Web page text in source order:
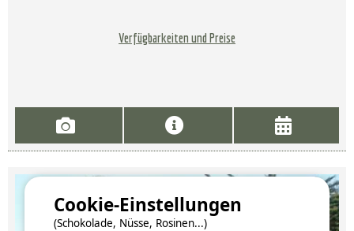
Verfügbarkeiten und Preise
Cookie-Einstellungen
(Schokolade, Nüsse, Rosinen...)